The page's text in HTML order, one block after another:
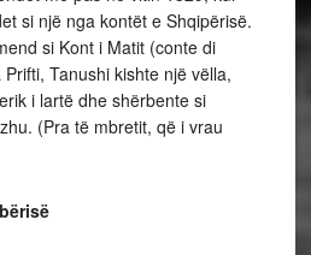
si një nga kontët e Shqipërisë.
si Kont i Matit (conte di
Tanushi kishte një vëlla,
i lartë dhe shërbente si
(Pra të mbretit, që i vrau